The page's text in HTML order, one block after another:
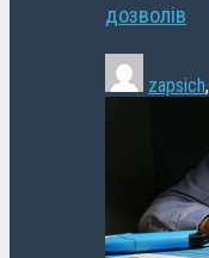
дозволів
zapsich,